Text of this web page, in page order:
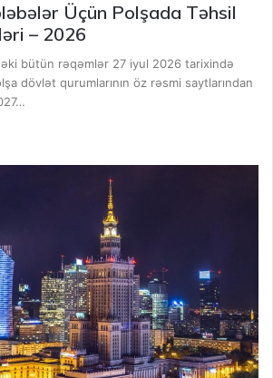
Üçün Polşada Təhsil
– 2026
bütün rəqəmlər 27 iyul 2026 tarixində
dövlət qurumlarının öz rəsmi saytlarından